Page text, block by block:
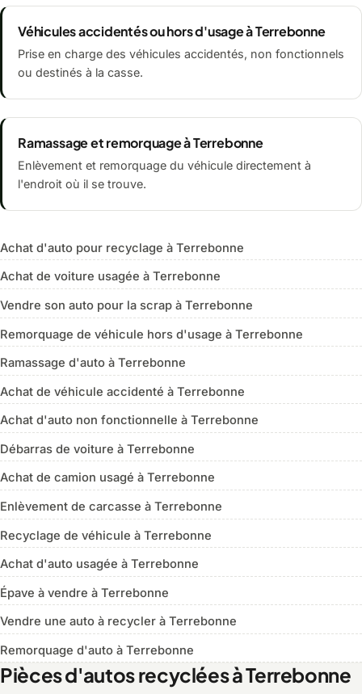
Véhicules accidentés ou hors d'usage à Terrebonne
Prise en charge des véhicules accidentés, non fonctionnels
ou destinés à la casse.
Ramassage et remorquage à Terrebonne
Enlèvement et remorquage du véhicule directement à
l'endroit où il se trouve.
Achat d'auto pour recyclage à Terrebonne
Achat de voiture usagée à Terrebonne
Vendre son auto pour la scrap à Terrebonne
Remorquage de véhicule hors d'usage à Terrebonne
Ramassage d'auto à Terrebonne
Achat de véhicule accidenté à Terrebonne
Achat d'auto non fonctionnelle à Terrebonne
Débarras de voiture à Terrebonne
Achat de camion usagé à Terrebonne
Enlèvement de carcasse à Terrebonne
Recyclage de véhicule à Terrebonne
Achat d'auto usagée à Terrebonne
Épave à vendre à Terrebonne
Vendre une auto à recycler à Terrebonne
Remorquage d'auto à Terrebonne
Pièces d'autos recyclées à Terrebonne